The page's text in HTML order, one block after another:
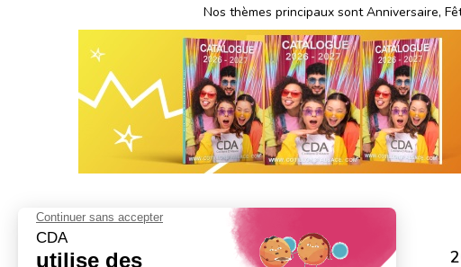
Nos thèmes principaux sont Anniversaire,
+ DE 50 ANS